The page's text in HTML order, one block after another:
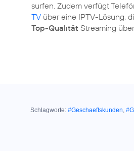
surfen. Zudem verfügt
TV über eine IPTV-Lösung,
Top-Qualität Streaming
Schlagworte: #Geschaeftskunden,